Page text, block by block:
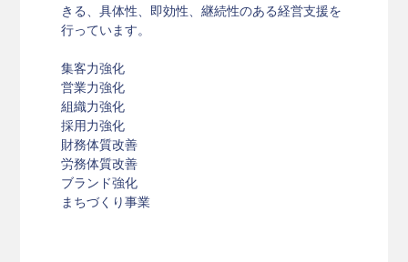
きる、具体性、即効性、継続性のある経営支援を
行っています。
集客力強化
営業力強化
組織力強化
採用力強化
財務体質改善
労務体質改善
ブランド強化
まちづくり事業